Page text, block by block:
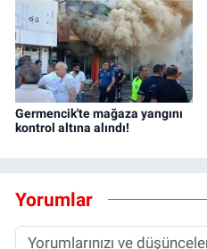
Germencik'te mağaza yangını
kontrol altına alındı!
Yorumlar